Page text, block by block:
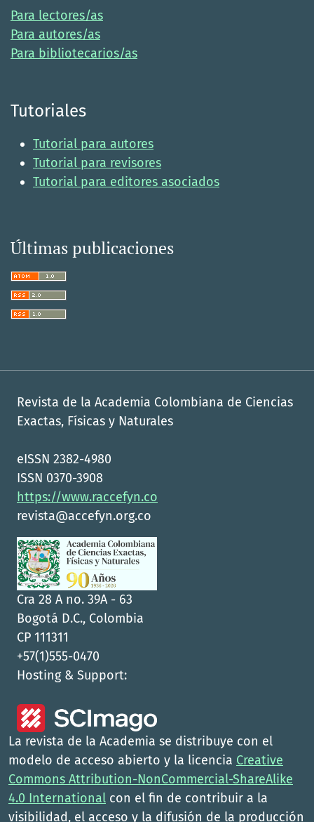
Para lectores/as
Para autores/as
Para bibliotecarios/as
Tutoriales
Tutorial para autores
Tutorial para revisores
Tutorial para editores asociados
Últimas publicaciones
Revista de la Academia Colombiana de Ciencias
Exactas, Físicas y Naturales
eISSN 2382-4980
ISSN 0370-3908
https://www.raccefyn.co
revista@accefyn.org.co
Cra 28 A no. 39A - 63
Bogotá D.C., Colombia
CP 111311
+57(1)555-0470
Hosting & Support:
La revista de la Academia se distribuye con el
modelo de acceso abierto y la licencia Creative
Commons Attribution-NonCommercial-ShareAlike
4.0 International con el fin de contribuir a la
visibilidad, el acceso y la difusión de la producción